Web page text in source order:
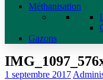
Méthanisation
Gazons
1 septembre 2017